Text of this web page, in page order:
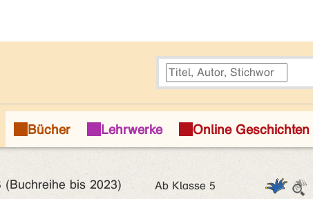
(Buchreihe bis 2023)
Ab Klasse 5